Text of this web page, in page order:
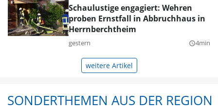
Schaulustige engagiert: Wehren
proben Ernstfall in Abbruchhaus in
Herrnberchtheim
gestern query_builder4min
weitere Artikel
SONDERTHEMEN AUS DER REGION